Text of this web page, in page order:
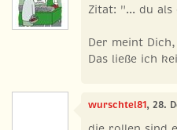
Zitat: "... du als
Der meint Dich,
Das ließe ich
wurschtel81, 28.